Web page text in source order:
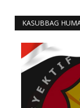
KASUBBAG